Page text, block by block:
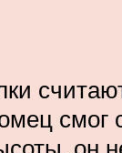
смог